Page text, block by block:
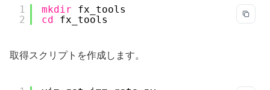
1
2
mkdir
fx_tools
cd
fx_tools
取得スクリプトを作成します。